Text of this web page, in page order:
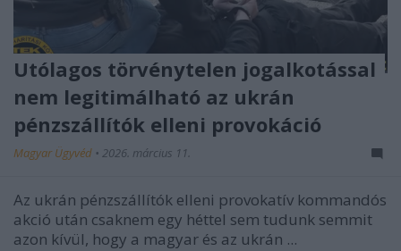
Utólagos törvénytelen jogalkotással
nem legitimálható az ukrán
pénzszállítók elleni provokáció
Magyar Ügyvéd • 2026. március 11.
Az ukrán pénzszállítók elleni provokatív kommandós
akció után csaknem egy héttel sem tudunk semmit
azon kívül, hogy a magyar és az ukrán ...